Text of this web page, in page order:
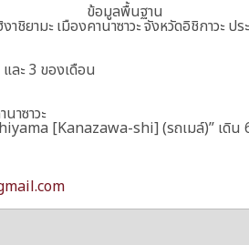
ข้อมูลพื้นฐาน
ชิยามะ เมืองคานาซาวะ จังหวัดอิชิกาวะ ป
ละ 3 ของเดือน
าซาวะ
[Kanazawa-shi] (รถเมล์)” เดิน